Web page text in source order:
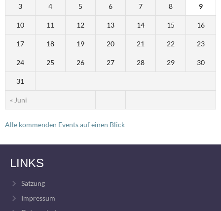
« Juni
3 4 5 6 7 8 9
10 11 12 13 14 15 16
17 18 19 20 21 22 23
24 25 26 27 28 29 30
31
Alle kommenden Events auf einen Blick
LINKS
Satzung
Impressum